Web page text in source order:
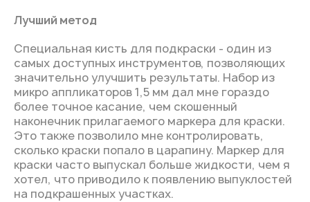
Лучший метод
Специальная кисть для подкраски - один из
самых доступных инструментов, позволяющих
значительно улучшить результаты. Набор из
микро аппликаторов 1,5 мм дал мне гораздо
более точное касание, чем скошенный
наконечник прилагаемого маркера для краски.
Это также позволило мне контролировать,
сколько краски попало в царапину. Маркер для
краски часто выпускал больше жидкости, чем я
хотел, что приводило к появлению выпуклостей
на подкрашенных участках.